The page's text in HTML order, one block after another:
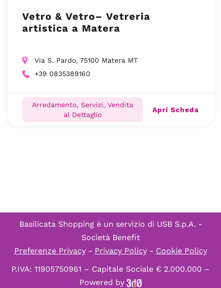
Vetro & Vetro– Vetreria
artistica a Matera
Via S. Pardo, 75100 Matera MT
+39 0835389160
Arredamento, Servizi, Vendita
al Dettaglio
Apri Scheda
Basilicata Shopping è un servizio di USB S.p.A. -
Società Benefit
Preferenze Privacy- Privacy Policy- Cookie Policy
P.IVA: 11905750961 – Capitale Sociale € 2.000.000 –
Powered by